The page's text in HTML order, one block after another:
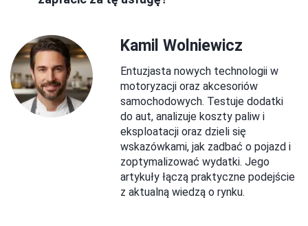
Kamil Wolniewicz
Entuzjasta nowych technologii w
motoryzacji oraz akcesoriów
samochodowych. Testuje dodatki
do aut, analizuje koszty paliw i
eksploatacji oraz dzieli się
wskazówkami, jak zadbać o pojazd i
zoptymalizować wydatki. Jego
artykuły łączą praktyczne podejście
z aktualną wiedzą o rynku.